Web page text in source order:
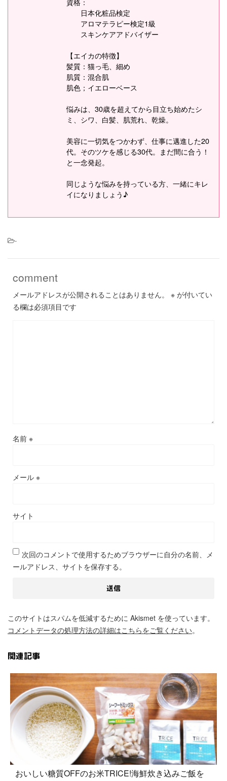
日本化粧品検定
アロマテラピー検定1級
スキンケアアドバイザー
【エイカの特徴】
髪質：猫っ毛、細め
肌質：混合肌
肌色；イエローベース
悩みは、30歳を超えてから目立ち始めたシ
ミ、シワ、白髪、肌荒れ、乾燥。
美容に一切気をつかわず、仕事に邁進した20
代。そのツケを感じる30代。まだ間に合う！
と一念発起。
同じような悩みを持っている方、一緒にキレ
イになりましょう♪
-
comment
メールアドレスが公開されることはありません。 ※ が付いてい
る欄は必須項目です
名前 ※
メール ※
サイト
次回のコメントで使用するためブラウザーに自分の名前、メ
ールアドレス、サイトを保存する。
このサイトはスパムを低減するために Akismet を使っています。
コメントデータの処理方法の詳細はこちらをご覧ください。
関連記事
おいしい糖質OFFのお米TRICE!海鮮炊き込みご飯を